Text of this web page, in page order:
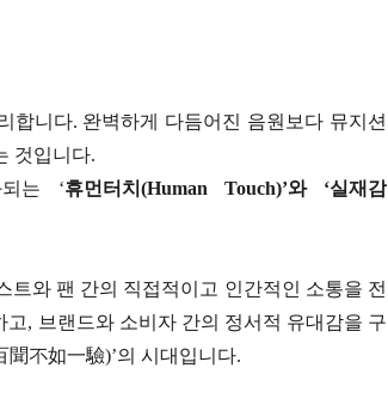
합니다. 완벽하게 다듬어진 음원보다 뮤지션
것입니다.
는 ‘휴먼터치(Human Touch)’와 ‘실재감
와 팬 간의 직접적이고 인간적인 소통을 전
고, 브랜드와 소비자 간의 정서적 유대감을 구
聞不如一驗)’의 시대입니다.